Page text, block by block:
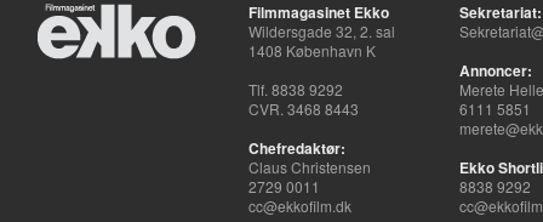
Filmmagasinet Ekko
Wildersgade 32, 2. sal
1408 København K
Tlf. 8838 9292
CVR. 3468 8443
Chefredaktør:
Claus Christensen
2729 0011
cc@ekkofilm.dk
Sekretariat:
Annoncer:
Merete
6111 5851
Ekko
8838 9292